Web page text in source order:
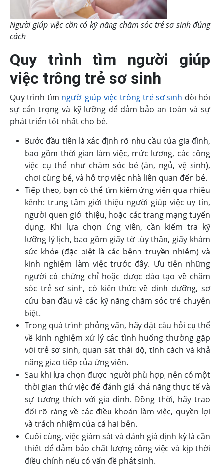
Người giúp việc cần có kỹ năng chăm sóc trẻ sơ sinh đúng
cách
Quy trình tìm người giúp
việc trông trẻ sơ sinh
Quy trình tìm người giúp việc trông trẻ sơ sinh đòi hỏi
sự cẩn trọng và kỹ lưỡng để đảm bảo an toàn và sự
phát triển tốt nhất cho bé.
Bước đầu tiên là xác định rõ nhu cầu của gia đình,
bao gồm thời gian làm việc, mức lương, các công
việc cụ thể như chăm sóc bé (ăn, ngủ, vệ sinh),
chơi cùng bé, và hỗ trợ việc nhà liên quan đến bé.
Tiếp theo, bạn có thể tìm kiếm ứng viên qua nhiều
kênh: trung tâm giới thiệu người giúp việc uy tín,
người quen giới thiệu, hoặc các trang mạng tuyển
dụng. Khi lựa chọn ứng viên, cần kiểm tra kỹ
lưỡng lý lịch, bao gồm giấy tờ tùy thân, giấy khám
sức khỏe (đặc biệt là các bệnh truyền nhiễm) và
kinh nghiệm làm việc trước đây. Ưu tiên những
người có chứng chỉ hoặc được đào tạo về chăm
sóc trẻ sơ sinh, có kiến thức về dinh dưỡng, sơ
cứu ban đầu và các kỹ năng chăm sóc trẻ chuyên
biệt.
Trong quá trình phỏng vấn, hãy đặt câu hỏi cụ thể
về kinh nghiệm xử lý các tình huống thường gặp
với trẻ sơ sinh, quan sát thái độ, tính cách và khả
năng giao tiếp của ứng viên.
Sau khi lựa chọn được người phù hợp, nên có một
thời gian thử việc để đánh giá khả năng thực tế và
sự tương thích với gia đình. Đồng thời, hãy trao
đổi rõ ràng về các điều khoản làm việc, quyền lợi
và trách nhiệm của cả hai bên.
Cuối cùng, việc giám sát và đánh giá định kỳ là cần
thiết để đảm bảo chất lượng công việc và kịp thời
điều chỉnh nếu có vấn đề phát sinh.